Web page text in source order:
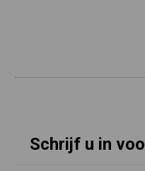
Schrijf u in